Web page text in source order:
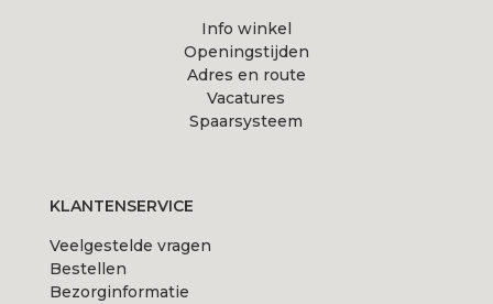
Info winkel
Openingstijden
Adres en route
Vacatures
Spaarsysteem
KLANTENSERVICE
Veelgestelde vragen
Bestellen
Bezorginformatie